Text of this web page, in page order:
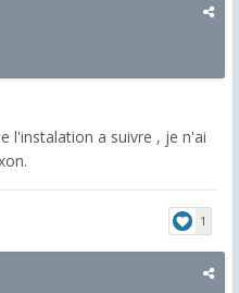
l'instalation a suivre , je n'ai
1